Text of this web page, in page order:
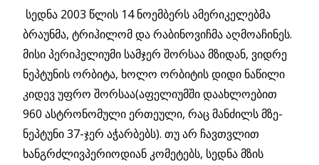
სედნა 2003 წლის 14 ნოემბერს ამერიკელებმა
ბრაუნმა, ტრიჰილომ და რაბინოვიჩმა აღმოაჩინეს.
მისი პერიჰელიუმი სამჯერ შორსაა მზიდან, ვიდრე
ნეპტუნის ორბიტა, ხოლო ორბიტის დიდი ნაწილი
კიდევ უფრო შორსაა(აფელიუმში დაახლოებით
960 ასტრონომული ერთეული, რაც მანძილს მზე-
ნეპტუნი 37-ჯერ აჭარბებს). თუ არ ჩავთვლით
ხანგრძლივპერიოდიან კომეტებს, სედნა მზის